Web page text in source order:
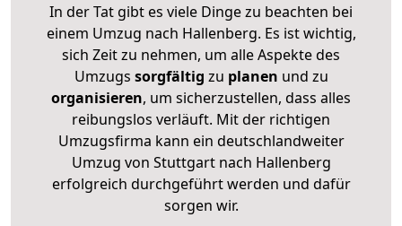
In der Tat gibt es viele Dinge zu beachten bei
einem Umzug nach Hallenberg. Es ist wichtig,
sich Zeit zu nehmen, um alle Aspekte des
Umzugs sorgfältig zu planen und zu
organisieren, um sicherzustellen, dass alles
reibungslos verläuft. Mit der richtigen
Umzugsfirma kann ein deutschlandweiter
Umzug von Stuttgart nach Hallenberg
erfolgreich durchgeführt werden und dafür
sorgen wir.